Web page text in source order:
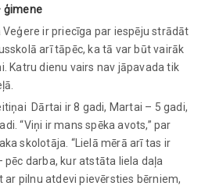
ģimene
Veģere ir priecīga par iespēju strādāt
arī tāpēc, ka tā var būt vairāk
Katru dienu vairs nav jāpavada tik
Dārtai ir 8 gadi, Martai – 5 gadi,
“Viņi ir mans spēka avots,” par
skolotāja. “Lielā mērā arī tas ir
pēc darba, kur atstāta liela daļa
ar pilnu atdevi pievērsties bērniem,